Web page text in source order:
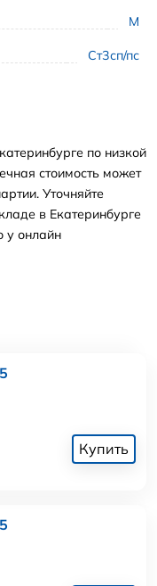
М
Ст3сп/пс
по низкой
стоимость может
Уточняйте
в Екатеринбурге
у онлайн
Купить